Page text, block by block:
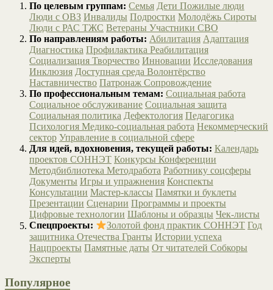
По целевым группам: Семья Дети Пожилые люди
Люди с ОВЗ Инвалиды Подростки Молодёжь Сироты
Люди с РАС ТЖС Ветераны Участники СВО
По направлениям работы: Абилитация Адаптация
Диагностика Профилактика Реабилитация
Социализация Творчество Инновации Исследования
Инклюзия Доступная среда Волонтёрство
Наставничество Патронаж Сопровождение
По профессиональным темам: Социальная работа
Социальное обслуживание Социальная защита
Социальная политика Дефектология Педагогика
Психология Медико-социальная работа Некоммерческий
сектор Управление в социальной сфере
Для идей, вдохновения, текущей работы: Календарь
проектов СОННЭТ Конкурсы Конференции
Методбиблиотека Методработа Работнику соцсферы
Документы Игры и упражнения Конспекты
Консультации Мастер-классы Памятки и буклеты
Презентации Сценарии Программы и проекты
Цифровые технологии Шаблоны и образцы Чек-листы
Спецпроекты:
Золотой фонд практик СОННЭТ Год
защитника Отечества Гранты Истории успеха
Нацпроекты Памятные даты От читателей Собкоры
Эксперты
Популярное